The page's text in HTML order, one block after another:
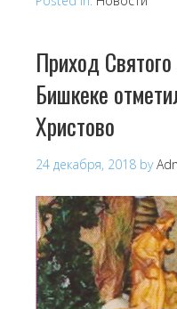
Приход
Бишкеке
Христово
24 декабря, 2018 by